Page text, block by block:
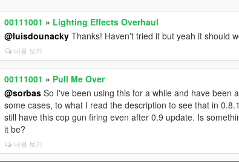
00111001 » Lighting Effects Overhaul
@luisdounacky Thanks! Haven't tried it but yeah it should
내용 보기
00111001 » Pull Me Over
@sorbas So I've been using this for a while and have been
some cases, to what I read the description to see that in
still have this cop gun firing even after 0.9 update. Is
it be?
내용 보기